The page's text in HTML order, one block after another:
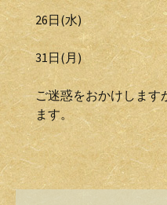
26日(水)
31日(月)
ご迷惑をおかけします
ます。